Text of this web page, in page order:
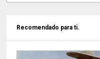
Recomendado para ti.